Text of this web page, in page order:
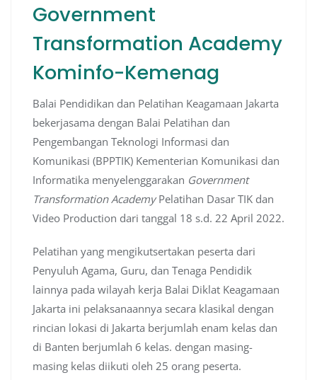
Government
Transformation Academy
Kominfo-Kemenag
Balai Pendidikan dan Pelatihan Keagamaan Jakarta
bekerjasama dengan Balai Pelatihan dan
Pengembangan Teknologi Informasi dan
Komunikasi (BPPTIK) Kementerian Komunikasi dan
Informatika menyelenggarakan Government
Transformation AcademyPelatihan Dasar TIK dan
Video Production dari tanggal 18 s.d. 22 April 2022.
Pelatihan yang mengikutsertakan peserta dari
Penyuluh Agama, Guru, dan Tenaga Pendidik
lainnya pada wilayah kerja Balai Diklat Keagamaan
Jakarta ini pelaksanaannya secara klasikal dengan
rincian lokasi di Jakarta berjumlah enam kelas dan
di Banten berjumlah 6 kelas. dengan masing-
masing kelas diikuti oleh 25 orang peserta.